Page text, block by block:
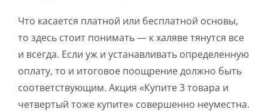
Что касается платной или бесплатной основы,
то здесь стоит понимать — к халяве тянутся все
и всегда. Если уж и устанавливать определенную
оплату, то и итоговое поощрение должно быть
соответствующим. Акция «Купите 3 товара и
четвертый тоже купите» совершенно неуместна.